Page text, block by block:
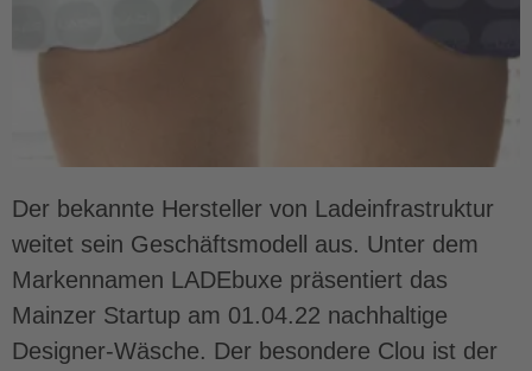
Der bekannte Hersteller von Ladeinfrastruktur
weitet sein Geschäftsmodell aus. Unter dem
Markennamen LADEbuxe präsentiert das
Mainzer Startup am 01.04.22 nachhaltige
Designer-Wäsche. Der besondere Clou ist der